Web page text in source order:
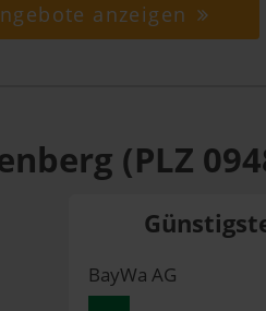
anzeigen
(PLZ
BayWa AG